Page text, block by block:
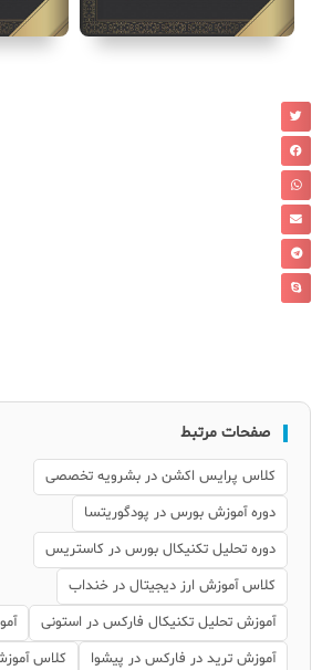
صفحات مرتبط
کلاس پرایس اکشن در بشرویه تخصصی
دوره آموزش بورس در پودگوریتسا
دوره تحلیل تکنیکال بورس در کاستریس
کلاس آموزش ارز دیجیتال در خنداب
آموزش تحلیل تکنیکال فارکس در استونی
آموزش ترید در فارکس در پیشوا
کلاس